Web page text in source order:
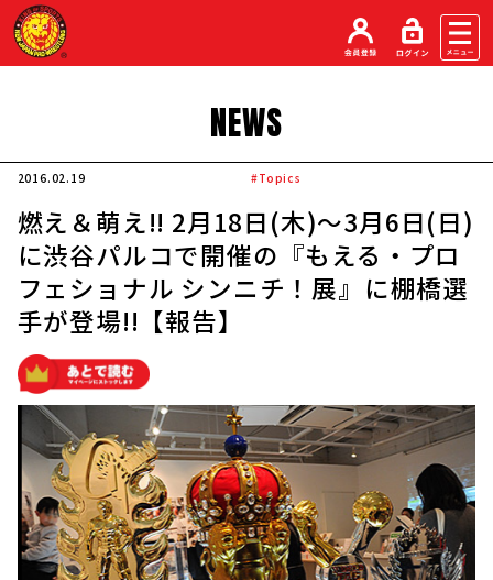
NEWS
2016.02.19 #Topics
燃え＆萌え!! 2月18日(木)〜3月6日(日)
に渋谷パルコで開催の『もえる・プロ
フェショナル シンニチ！展』に棚橋選
手が登場!!【報告】